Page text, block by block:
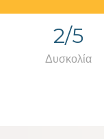
2/5
Δυσκολία